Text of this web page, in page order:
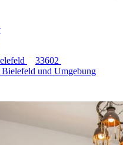
33602
und Umgebung